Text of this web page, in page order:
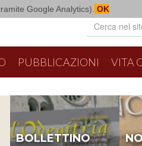
Google Analytics). OK
PUBBLICAZIONI VITA
2026
con i seminaristi diocesani
BOLLETTINO